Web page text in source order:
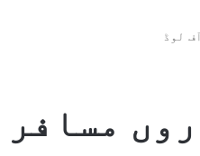
لوڈ
مسافر